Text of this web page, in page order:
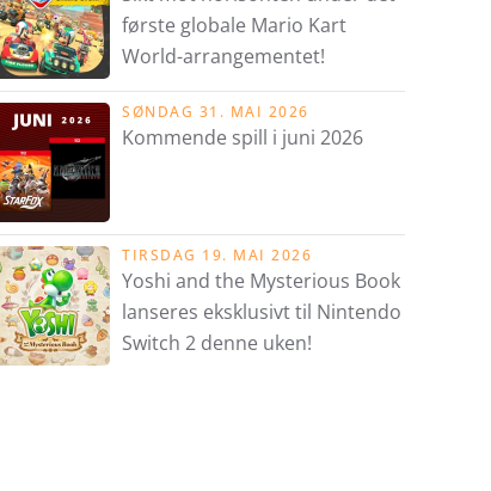
første globale Mario Kart
World-arrangementet!
SØNDAG 31. MAI 2026
Kommende spill i juni 2026
TIRSDAG 19. MAI 2026
Yoshi and the Mysterious Book
lanseres eksklusivt til Nintendo
Switch 2 denne uken!